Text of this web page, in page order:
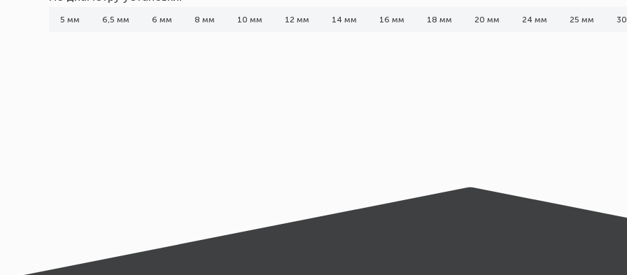
5 мм 6,5 мм 6 мм 8 мм 10 мм 12 мм 14 мм 16 мм 18 мм 20 мм 24 мм 25 мм